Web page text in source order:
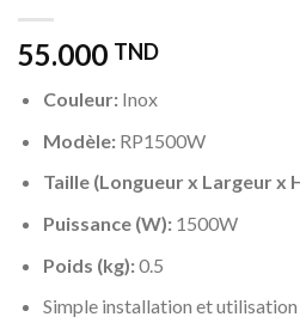
55.000 TND
Couleur:Inox
Modèle:RP1500W
Taille (Longueur x Largeur x
Puissance (W):1500W
Poids (kg):0.5
Simple installation et utilisation